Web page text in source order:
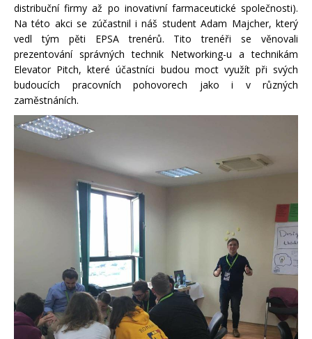
distribuční firmy až po inovativní farmaceutické společnosti).
Na této akci se zúčastnil i náš student Adam Majcher, který
vedl tým pěti EPSA trenérů. Tito trenéři se věnovali
prezentování správných technik Networking-u a technikám
Elevator Pitch, které účastníci budou moct využít při svých
budoucích pracovních pohovorech jako i v různých
zaměstnáních.